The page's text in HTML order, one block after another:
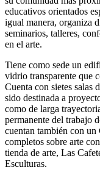
educativos orientados
igual manera, organiza
seminarios, talleres,
en el arte.
Tiene como sede un
vidrio transparente que
Cuenta con sietes salas
sido destinada a
como de larga
permanente del trabajo
cuentan también con
completos sobre arte
tienda de arte, Las
Esculturas.